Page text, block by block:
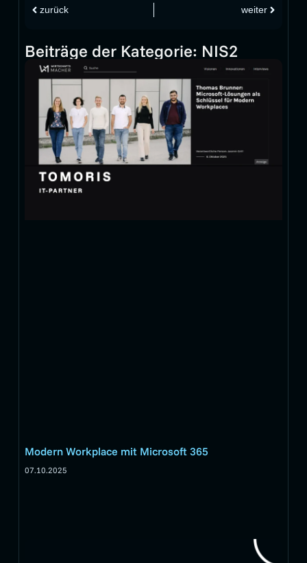
zurück weiter
Beiträge der Kategorie: NIS2
Modern Workplace mit Microsoft 365
07.10.2025